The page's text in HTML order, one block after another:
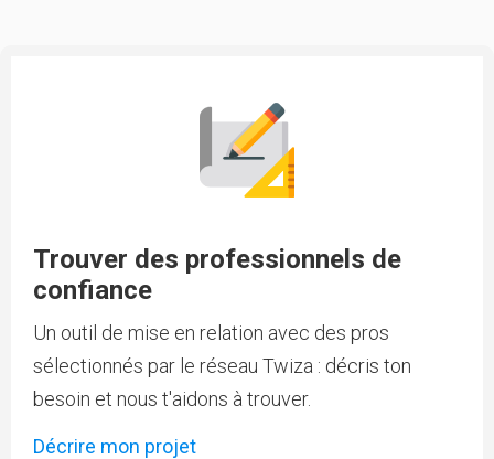
Trouver des professionnels de
confiance
Un outil de mise en relation avec des pros
sélectionnés par le réseau Twiza : décris ton
besoin et nous t'aidons à trouver.
Décrire mon projet